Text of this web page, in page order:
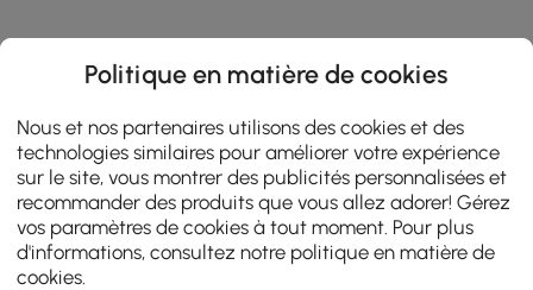
Politique en matière de cookies
Nous et nos partenaires utilisons des cookies et des
technologies similaires pour améliorer votre expérience
sur le site, vous montrer des publicités personnalisées et
recommander des produits que vous allez adorer! Gérez
vos paramètres de cookies à tout moment. Pour plus
d'informations, consultez notre politique en matière de
cookies